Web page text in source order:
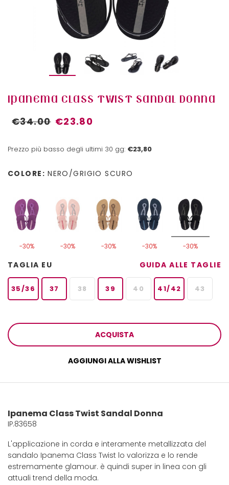
IPANEMA CLASS TWIST SANDAL DONNA
€34.00 €23.80
Prezzo più basso degli ultimi 30 gg: €23,80
COLORE: NERO/GRIGIO SCURO
-30% -30% -30% -30% -30%
TAGLIA EU GUIDA ALLE TAGLIE
35/36 37 38 39 40 41/42 43
ACQUISTA
AGGIUNGI ALLA WISHLIST
Ipanema Class Twist Sandal Donna
IP.83658
L'applicazione in corda e interamente metallizzata del
sandalo Ipanema Class Twist lo valorizza e lo rende
estremamente glamour. è quindi super in linea con gli
attuali trend della moda.